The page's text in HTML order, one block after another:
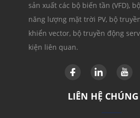
sản xuất các bộ biến tần (VFD),
năng lượng mặt trời PV, bộ
khiển vector, bộ truyền động
kiện liên quan.
LIÊN HỆ